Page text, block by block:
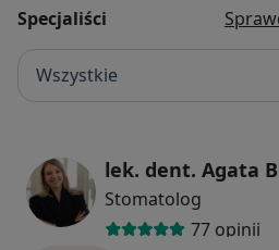
Specjaliści
Wszystkie
Stomatolog
77 opinii